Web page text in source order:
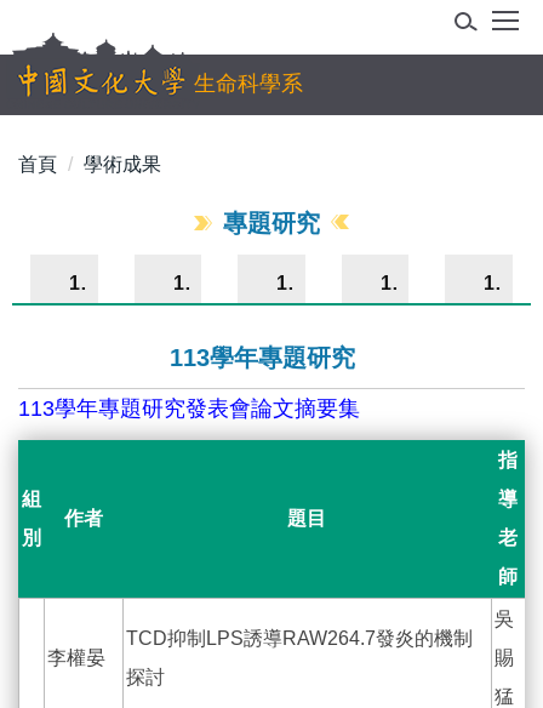
到
主
容
生命科學系
首頁 學術成果
專題研究
114學年 113學年 112學年 111學年 110學年
113學年專題研究
113學年專題研究發表會論文摘要集
組
別
作者 題目
指
導
老
師
李權晏
TCD抑制LPS誘導RAW264.7發炎的機制
探討
吳
賜
猛